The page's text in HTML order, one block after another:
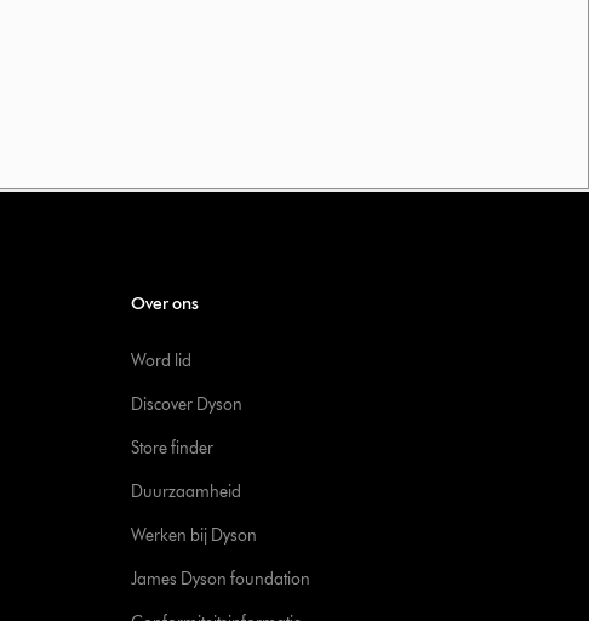
Over ons
Word lid
Discover Dyson
Store finder
Duurzaamheid
Werken bij Dyson
James Dyson foundation